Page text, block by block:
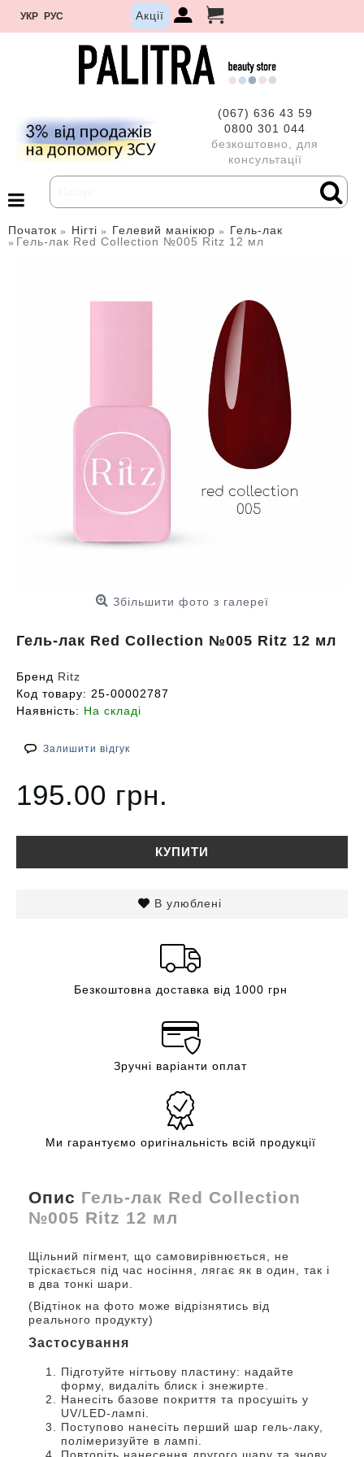
УКР РУС Акції
(067) 636 43 59
0800 301 044
безкоштовно, для
консультації
Початок Нігті Гелевий манікюр
Гель-лак
Гель-лак Red Collection №005 Ritz 12 мл
Збільшити фото з галереї
Гель-лак Red Collection №005 Ritz 12 мл
Бренд Ritz
Код товару: 25-00002787
Наявність: На складі
Залишити відгук
195.00 грн.
КУПИТИ
В улюблені
Безкоштовна доставка від 1000 грн
Зручні варіанти оплат
Ми гарантуємо оригінальність всій продукції
Опис Гель-лак Red Collection
№005 Ritz 12 мл
Щільний пігмент, що самовирівнюється, не
тріскається під час носіння, лягає як в один, так і
в два тонкі шари.
(Відтінок на фото може відрізнятись від
реального продукту)
Застосування
Підготуйте нігтьову пластину: надайте
форму, видаліть блиск і знежирте.
Нанесіть базове покриття та просушіть у
UV/LED-лампі.
Поступово нанесіть перший шар гель-лаку,
полімеризуйте в лампі.